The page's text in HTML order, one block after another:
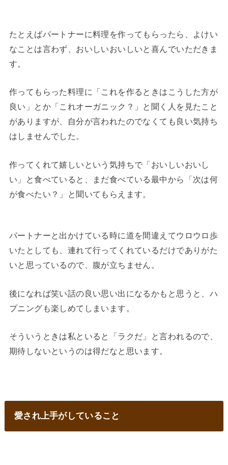
たとえばパートナーに料理を作ってもらったら、よけい
なことは言わず、おいしいおいしいと喜んでいただきま
す。
作ってもらった料理に「これを作るときはこうした方が
良い」とか「これオーガニック？」と聞く人を見たこと
がありますが、自分が言われたのでなくても良い気持ち
はしませんでした。
作ってくれて嬉しいという気持ちで「おいしいおいし
い」と食べていると、まだ食べている最中から「次は何
が食べたい？」と聞いてもらえます。
パートナーと出かけている時に道を間違えてウロウロ歩
いたとしても、連れて行ってくれているだけでありがた
いと思っているので、腹が立ちません。
後になれば笑い話の良い思い出になるかもと思うと、ハ
プニングも楽しめてしまいます。
そういうときは私といると「ラクだ」と言われるので、
期待しないというのは得だなと思います。
愛され上手がしていること